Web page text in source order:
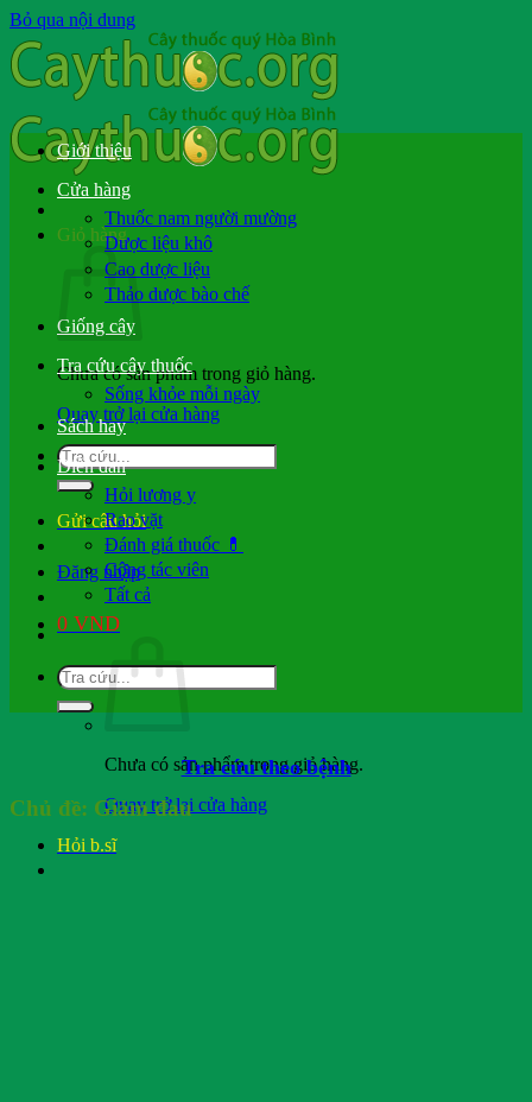
Bỏ qua nội dung
Giỏ hàng
Chưa có sản phẩm trong giỏ hàng.
Quay trở lại cửa hàng
Gửi câu hỏi
Đăng nhập
0 VND
Chưa có sản phẩm trong giỏ hàng.
Quay trở lại cửa hàng
Hỏi b.sĩ
Giới thiệu
Cửa hàng
Thuốc nam người mường
Dược liệu khô
Cao dược liệu
Thảo dược bào chế
Giống cây
Tra cứu cây thuốc
Sống khỏe mỗi ngày
Sách hay
Diễn đàn
Hỏi lương y
Rao vặt
Đánh giá thuốc 💊
Cộng tác viên
Tất cả
Tra cứu theo bệnh
Chủ đề: Giảm đau